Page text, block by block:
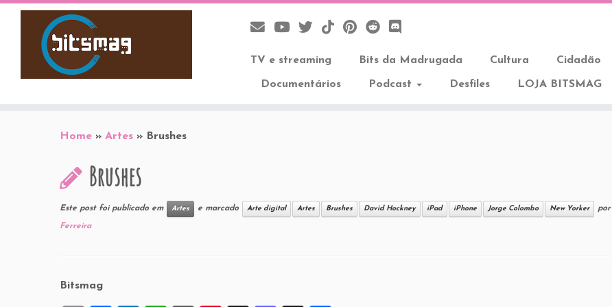
TV e streaming Bits da Madrugada Cultura Cidadão
Documentários Podcast Desfiles LOJA BITSMAG
Home » Artes » Brushes
Brushes
Este post foi publicado em Artes e marcado Arte digital Artes Brushes David Hockney iPad iPhone Jorge Colombo New Yorker por
Ferreira
Bitsmag